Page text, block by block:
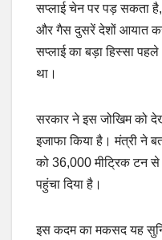
सप्लाई चेन पर पड़ सकता
और गैस दुसरें देशों आयात
सप्लाई का बड़ा हिस्सा
था।
सरकार ने इस जोखिम को
इजाफा किया है। मंत्री ने
को 36,000 मीट्रिक टन
पहुंचा दिया है।
इस कदम का मकसद यह